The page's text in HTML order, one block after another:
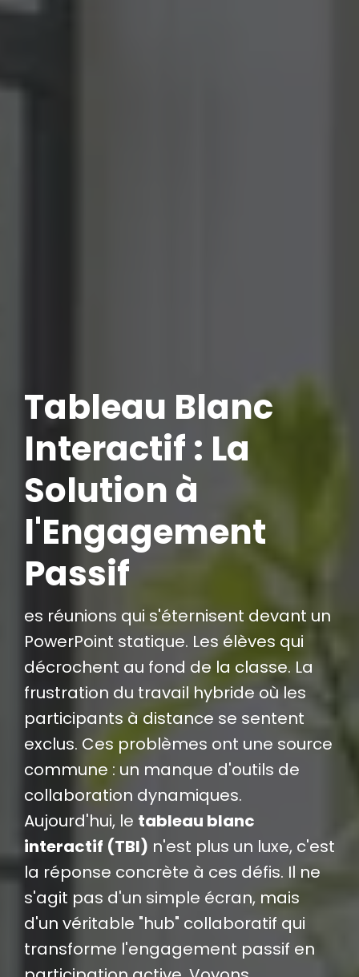
Tableau Blanc
Interactif : La
Solution à
l'Engagement
Passif
es réunions qui s'éternisent devant un
PowerPoint statique. Les élèves qui
décrochent au fond de la classe. La
frustration du travail hybride où les
participants à distance se sentent
exclus. Ces problèmes ont une source
commune : un manque d'outils de
collaboration dynamiques.
Aujourd'hui, le tableau blanc
interactif (TBI) n'est plus un luxe, c'est
la réponse concrète à ces défis. Il ne
s'agit pas d'un simple écran, mais
d'un véritable "hub" collaboratif qui
transforme l'engagement passif en